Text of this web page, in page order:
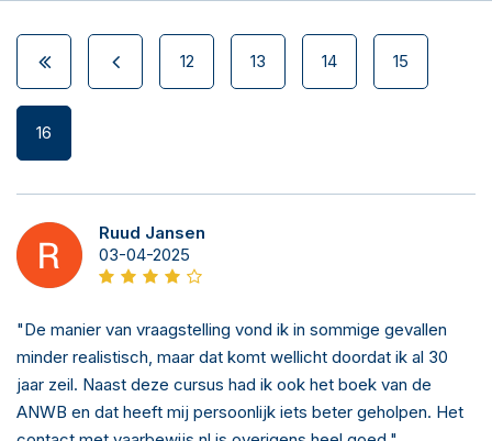
12 13 14 15
16
Ruud Jansen
03-04-2025
"De manier van vraagstelling vond ik in sommige gevallen
minder realistisch, maar dat komt wellicht doordat ik al 30
jaar zeil. Naast deze cursus had ik ook het boek van de
ANWB en dat heeft mij persoonlijk iets beter geholpen. Het